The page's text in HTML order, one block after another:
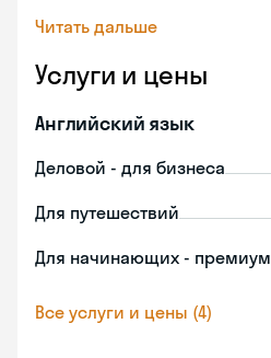
Читать дальше
Услуги и цены
Английский язык
Деловой - для бизнеса
Для путешествий
Для начинающих - премиум
Все услуги и цены (4)